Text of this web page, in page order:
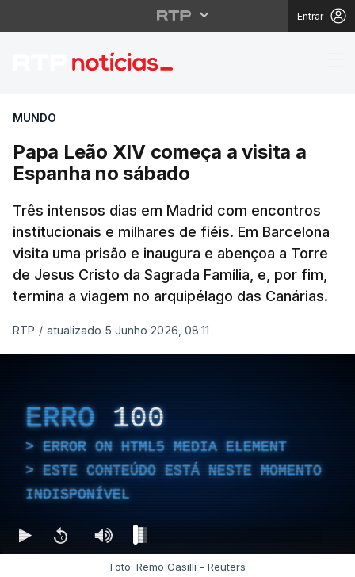
Entrar
Papa Leão XIV
MUNDO
Papa Leão XIV começa a visita a
Espanha no sábado
Três intensos dias em Madrid com encontros
institucionais e milhares de fiéis. Em Barcelona
visita uma prisão e inaugura e abençoa a Torre
de Jesus Cristo da Sagrada Família, e, por fim,
termina a viagem no arquipélago das Canárias.
RTP / atualizado 5 Junho 2026, 08:11
ERRO 100
ERROR ON HTML5 MEDIA ELEMENT
ESTE CONTEÚDO ESTÁ NESTE MOMENTO
INDISPONÍVEL
Foto: Remo Casilli - Reuters